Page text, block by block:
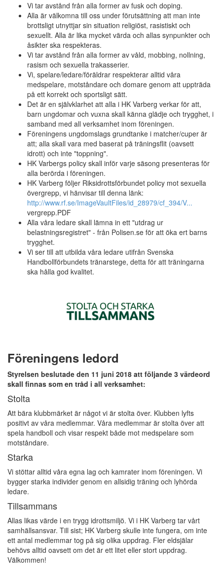
Vi tar avstånd från alla former av fusk och doping.
Alla är välkomna till oss under förutsättning att man inte
brottsligt utnyttjar sin situation religiöst, rasistiskt och
sexuellt. Alla är lika mycket värda och allas synpunkter och
åsikter ska respekteras.
Vi tar avstånd från alla former av våld, mobbing, nollning,
rasism och sexuella trakasserier.
Vi, spelare/ledare/föräldrar respekterar alltid våra
medspelare, motståndare och domare genom att uppträda
på ett korrekt och sportsligt sätt.
Det är en självklarhet att alla i HK Varberg verkar för att,
barn ungdomar och vuxna skall känna glädje och trygghet, i
samband med all verksamhet inom föreningen.
Föreningens ungdomslags grundtanke i matcher/cuper är
att; alla skall vara med baserat på träningsflit (oavsett
idrott) och inte "toppning".
HK Varbergs policy skall inför varje säsong presenteras för
alla berörda i föreningen.
HK Varberg följer Riksidrottsförbundet policy mot sexuella
övergrepp, vi hänvisar till denna länk:
http://www.rf.se/ImageVaultFiles/id_28979/cf_394/V...
vergrepp.PDF
Alla våra ledare skall lämna in ett "utdrag ur
belastningsregistret" - från Polisen.se för att öka ert barns
trygghet.
Vi ser till att utbilda våra ledare utifrån Svenska
Handbollförbundets tränarstege, detta för att träningarna
ska hålla god kvalitet.
Föreningens ledord
Styrelsen beslutade den 11 juni 2018 att följande 3 värdeord
skall finnas som en tråd i all verksamhet:
Stolta
Att bära klubbmärket är något vi är stolta över. Klubben lyfts
positivt av våra medlemmar. Våra medlemmar är stolta över att
spela handboll och visar respekt både mot medspelare som
motståndare.
Starka
Vi stöttar alltid våra egna lag och kamrater inom föreningen. Vi
bygger starka individer genom en allsidig träning och lyhörda
ledare.
Tillsammans
Allas likas värde i en trygg idrottsmiljö. Vi i HK Varberg tar vårt
samhällsansvar. Till sist; HK Varberg skulle inte fungera, om inte
ett antal medlemmar tog på sig olika uppdrag. Fler eldsjälar
behövs alltid oavsett om det är ett litet eller stort uppdrag.
Välkommen!